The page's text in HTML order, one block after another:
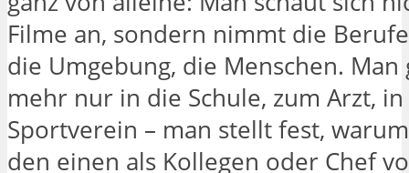
Filme an, sondern nimmt die
die Umgebung, die Menschen.
mehr nur in die Schule, zum Arzt,
Sportverein – man stellt fest,
den einen als Kollegen oder Chef